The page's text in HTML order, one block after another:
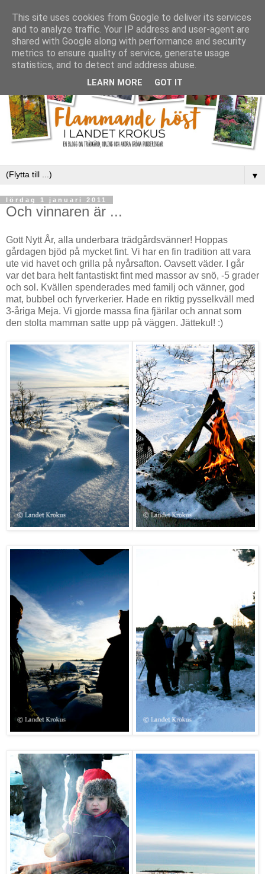
▼
lördag 1 januari 2011
Och vinnaren är ...
Gott Nytt År, alla underbara trädgårdsvänner! Hoppas
gårdagen bjöd på mycket fint. Vi har en fin tradition att vara
ute vid havet och grilla på nyårsafton. Oavsett väder. I går
var det bara helt fantastiskt fint med massor av snö, -5 grader
och sol. Kvällen spenderades med familj och vänner, god
mat, bubbel och fyrverkerier. Hade en riktig pysselkväll med
3-åriga Meja. Vi gjorde massa fina fjärilar och annat som
den stolta mamman satte upp på väggen. Jättekul! :)
This site uses cookies from Google to deliver its services
and to analyze traffic. Your IP address and user-agent are
shared with Google along with performance and security
metrics to ensure quality of service, generate usage
statistics, and to detect and address abuse.
LEARN MORE GOT IT